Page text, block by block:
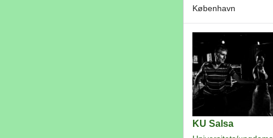
København
KU Salsa